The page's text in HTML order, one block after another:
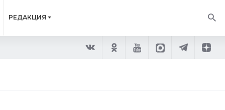
РЕДАКЦИЯ